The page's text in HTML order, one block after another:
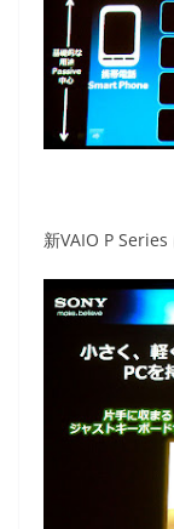
新VAIO P Series